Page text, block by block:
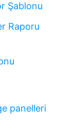
Şablonu
Raporu
panelleri